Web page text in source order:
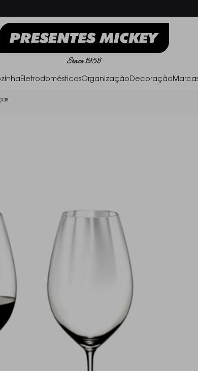
EletrodomésticosOrganizaçãoDecoração